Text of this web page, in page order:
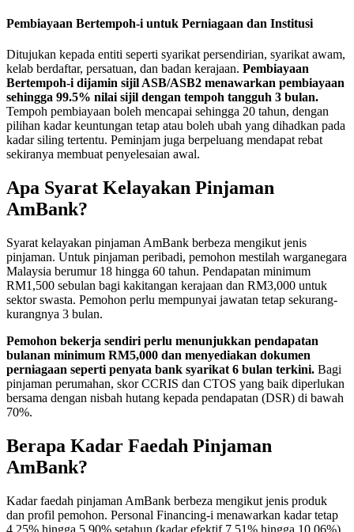
Pembiayaan Bertempoh-i untuk Perniagaan dan Institusi
Ditujukan kepada entiti seperti syarikat persendirian, syarikat awam,
kelab berdaftar, persatuan, dan badan kerajaan. Pembiayaan
Bertempoh-i dijamin sijil ASB/ASB2 menawarkan pembiayaan
sehingga 99.5% nilai sijil dengan tempoh tangguh 3 bulan.
Tempoh pembiayaan boleh mencapai sehingga 20 tahun, dengan
pilihan kadar keuntungan tetap atau boleh ubah yang dihadkan pada
kadar siling tertentu. Peminjam juga berpeluang mendapat rebat
sekiranya membuat penyelesaian awal.
Apa Syarat Kelayakan Pinjaman
AmBank?
Syarat kelayakan pinjaman AmBank berbeza mengikut jenis
pinjaman. Untuk pinjaman peribadi, pemohon mestilah warganegara
Malaysia berumur 18 hingga 60 tahun. Pendapatan minimum
RM1,500 sebulan bagi kakitangan kerajaan dan RM3,000 untuk
sektor swasta. Pemohon perlu mempunyai jawatan tetap sekurang-
kurangnya 3 bulan.
Pemohon bekerja sendiri perlu menunjukkan pendapatan
bulanan minimum RM5,000 dan menyediakan dokumen
perniagaan seperti penyata bank syarikat 6 bulan terkini. Bagi
pinjaman perumahan, skor CCRIS dan CTOS yang baik diperlukan
bersama dengan nisbah hutang kepada pendapatan (DSR) di bawah
70%.
Berapa Kadar Faedah Pinjaman
AmBank?
Kadar faedah pinjaman AmBank berbeza mengikut jenis produk
dan profil pemohon. Personal Financing-i menawarkan kadar tetap
4.25% hingga 5.90% setahun (kadar efektif 7.51% hingga 10.06%)